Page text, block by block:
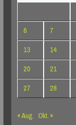
6
7
13
14
20
21
27
28
« Aug. Okt. »